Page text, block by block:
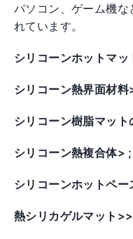
パソコン、ゲーム機な
れています。
シリコーンホットマッ
シリコーン熱界面材料
シリコーン樹脂マッ
シリコーン熱複合体> ;
シリコーンホットペー
熱シリカゲルマット>>